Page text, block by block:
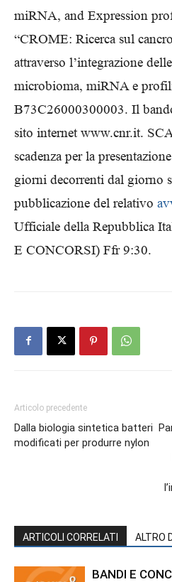
miRNA, and Expression
“CROME: Ricerca sul
attraverso l’integrazione
microbioma, miRNA e
B73C26000300003. Il
sito internet www.cnr.it.
scadenza per la
giorni decorrenti dal giorno
pubblicazione del relativo
Ufficiale della Repubblica
E CONCORSI) Ffr 9:30.
Articolo precedente
Dalla biologia sintetica batteri
modificati per produrre nylon
ARTICOLI CORRELATI ALTRO
BANDI E